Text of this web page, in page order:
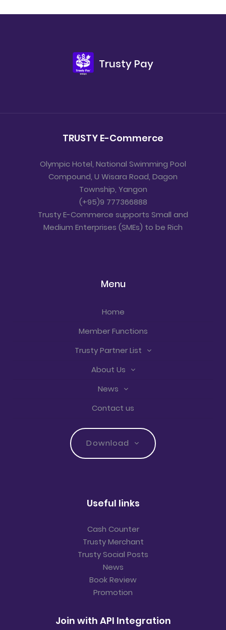
Trusty Pay
TRUSTY E-Commerce
Olympic Hotel, National Swimming Pool
Compound, U Wisara Road, Dagon
Township, Yangon
(+95)9 777366888
Trusty E-Commerce supports Small and
Medium Enterprises (SMEs) to be Rich
Menu
Home
Member Functions
Trusty Partner List
About Us
News
Contact us
Download
Useful links
Cash Counter
Trusty Merchant
Trusty Social Posts
News
Book Review
Promotion
Join with API Integration